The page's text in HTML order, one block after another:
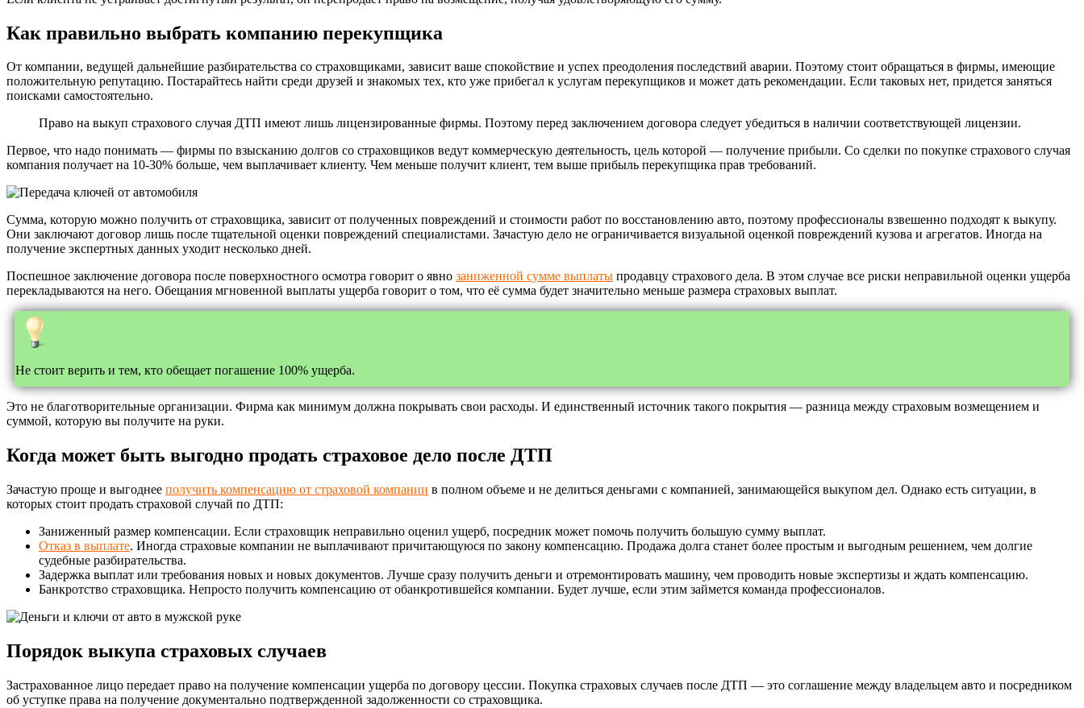
Как правильно выбрать компанию перекупщика
От компании, ведущей дальнейшие разбирательства со страховщиками, зависит ваше спокойствие и успех преодоления последствий аварии. Поэтому стоит обращаться в фирмы, имеющие
положительную репутацию. Постарайтесь найти среди друзей и знакомых тех, кто уже прибегал к услугам перекупщиков и может дать рекомендации. Если таковых нет, придется заняться
поисками самостоятельно.
Право на выкуп страхового случая ДТП имеют лишь лицензированные фирмы. Поэтому перед заключением договора следует убедиться в наличии соответствующей лицензии.
Первое, что надо понимать — фирмы по взысканию долгов со страховщиков ведут коммерческую деятельность, цель которой — получение прибыли. Со сделки по покупке страхового случая
компания получает на 10-30% больше, чем выплачивает клиенту. Чем меньше получит клиент, тем выше прибыль перекупщика прав требований.
Сумма, которую можно получить от страховщика, зависит от полученных повреждений и стоимости работ по восстановлению авто, поэтому профессионалы взвешенно подходят к выкупу.
Они заключают договор лишь после тщательной оценки повреждений специалистами. Зачастую дело не ограничивается визуальной оценкой повреждений кузова и агрегатов. Иногда на
получение экспертных данных уходит несколько дней.
Поспешное заключение договора после поверхностного осмотра говорит о явно заниженной сумме выплаты продавцу страхового дела. В этом случае все риски неправильной оценки ущерба
перекладываются на него. Обещания мгновенной выплаты ущерба говорит о том, что её сумма будет значительно меньше размера страховых выплат.
Не стоит верить и тем, кто обещает погашение 100% ущерба.
Это не благотворительные организации. Фирма как минимум должна покрывать свои расходы. И единственный источник такого покрытия — разница между страховым возмещением и
суммой, которую вы получите на руки.
Когда может быть выгодно продать страховое дело после ДТП
Зачастую проще и выгоднее получить компенсацию от страховой компании в полном объеме и не делиться деньгами с компанией, занимающейся выкупом дел. Однако есть ситуации, в
которых стоит продать страховой случай по ДТП:
Заниженный размер компенсации. Если страховщик неправильно оценил ущерб, посредник может помочь получить большую сумму выплат.
Отказ в выплате. Иногда страховые компании не выплачивают причитающуюся по закону компенсацию. Продажа долга станет более простым и выгодным решением, чем долгие
судебные разбирательства.
Задержка выплат или требования новых и новых документов. Лучше сразу получить деньги и отремонтировать машину, чем проводить новые экспертизы и ждать компенсацию.
Банкротство страховщика. Непросто получить компенсацию от обанкротившейся компании. Будет лучше, если этим займется команда профессионалов.
Порядок выкупа страховых случаев
Застрахованное лицо передает право на получение компенсации ущерба по договору цессии. Покупка страховых случаев после ДТП — это соглашение между владельцем авто и посредником
об уступке права на получение документально подтвержденной задолженности со страховщика.